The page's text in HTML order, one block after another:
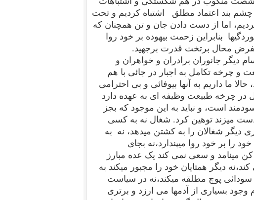
چشم بند اعتماد مطلق اشتباه کردیم و تحت
اما از دست دادن جان و تن همچنان که
بنابراین زحمت بیهوده بر خود روا
محال برتخت قدرت برجهید.
دیگر جانوران برادران و خواهران و
و چرخه تکامل به اجبار در جائی با هم
ما داریم به آنها بیوفائی و بی احترامی
در چرخه طبیعت وظیفه ای به عهده دارد
است، و نباید به این موجود که بجز
میزند توهین کرد. شغال نه به کسی
دیگر شغالان را به کشتن میدهد، نه به
را بر خود روا میپندارد،نه بجای
مینامد و سعی نمی کند یک عده مبارز
دیگر همتایان خود را مجبور میکند به
پوچ مطلقه میکند،نه در سیاست
بسیاری از آدمها می ارزد و برتری